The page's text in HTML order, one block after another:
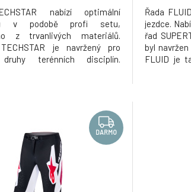
nabízí optimální
v podobě profi setu,
z trvanlivých materiálů.
je navržený pro
druhy terénních disciplín.
Řada
jezdce.
řad
byl
FLUID je
DARMO